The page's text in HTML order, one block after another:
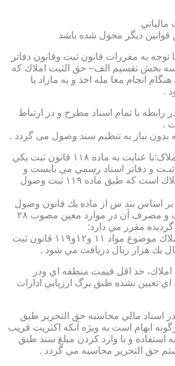
توجه به مقررات قانون ثبت وقانون دفاتر
سه بخش تقسيم الف– حق الثبت املاك كه
انجام معا مله اخذ و به مازاد يا
.
رابطه با تمام اسناد مطرح و در ارتباط
.
بدون نياز به تنظیم سند وصول می گردد .
بخش اول – حق الثبت املاک:با عنايت به ماده ۱۱۸ قانون ثبت يكي
ثبـت و دفاتر اسناد رسمي مي بايست و
صول گردد حق الثبت املاك است كه طبق ماده ۱۱۹ ثبت وصول
ثبت كه بر اساس بند س از ماده يك قانون وصول
برخي از درآمدهاي دولت و مصرف آن در موارد معين مصوب ۲۸
براي ثبت ملك دردفتر املاك موضوع مواد ۱۱ و۱۲و۱۱۹ قانون ثبت
يك هزار ريال دريافت مي شود .
حد اقل قيمت منطقه اي ودر
تعيين نشده طبق برگ ارزيابي ادارات
اسناد مالي محاسبه حق التحرير طبق
ابهام است به ويژه آنكه اكثريت قريب
استفاده و با وارد كردن مبلغ سند طبق
حق التحرير محاسبه مي گردد .